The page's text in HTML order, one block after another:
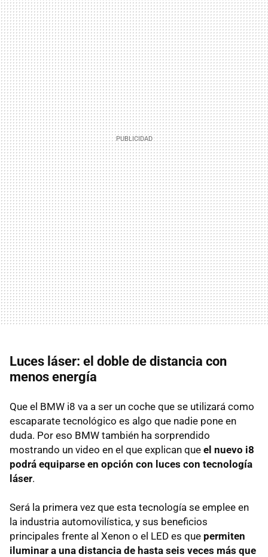
Luces láser: el doble de distancia con
menos energía
Que el BMW i8 va a ser un coche que se utilizará como
escaparate tecnológico es algo que nadie pone en
duda. Por eso BMW también ha sorprendido
mostrando un video en el que explican que el nuevo i8
podrá equiparse en opción con luces con tecnología
láser.
Será la primera vez que esta tecnología se emplee en
la industria automovilística, y sus beneficios
principales frente al Xenon o el LED es que permiten
iluminar a una distancia de hasta seis veces más que